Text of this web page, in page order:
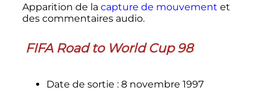
Apparition de la capture de mouvement et
des commentaires audio.
FIFA Road to World Cup 98
Date de sortie : 8 novembre 1997